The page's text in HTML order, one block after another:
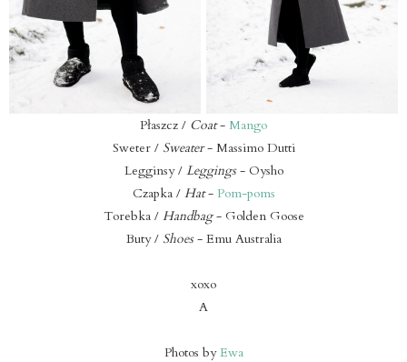
Płaszcz / Coat- Mango
Sweter / Sweater- Massimo Dutti
Legginsy / Leggings- Oysho
Czapka / Hat- Pom-poms
Torebka / Handbag- Golden Goose
Buty / Shoes- Emu Australia
xoxo
A
Photos byEwa